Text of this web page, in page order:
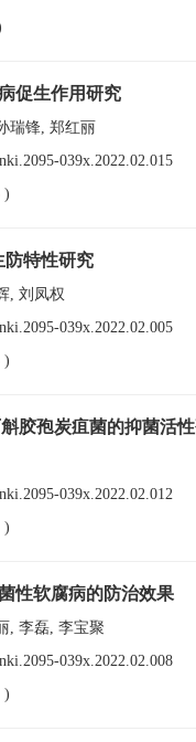
促生作用研究
瑞锋, 郑红丽
039x.2022.02.015
)
防特性研究
, 刘凤权
039x.2022.02.005
)
胶孢炭疽菌的抑菌活
039x.2022.02.012
)
性软腐病的防治效果
, 李磊, 李宝聚
039x.2022.02.008
)